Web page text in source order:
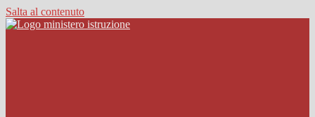
Salta al contenuto